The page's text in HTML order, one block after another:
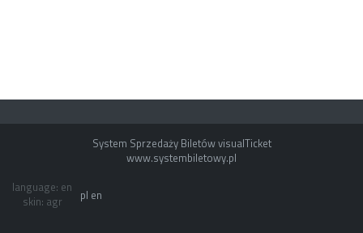
System Sprzedaży Biletów visualTicket
www.systembiletowy.pl
language: en
skin: agr
pl en